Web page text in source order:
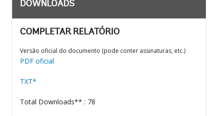
DOWNLOADS
COMPLETAR RELATÓRIO
Versão oficial do documento (pode conter assinaturas, etc.)
PDF oficial
TXT*
Total Downloads** : 78